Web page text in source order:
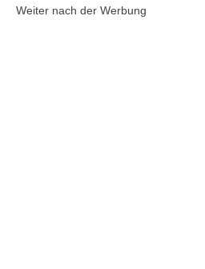
Weiter nach der Werbung